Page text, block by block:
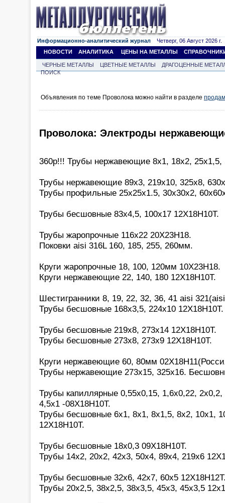
Информационно-аналитический журнал Четверг, 06 Август 2026 г.
НОВОСТИ
АНАЛИТИКА ЦЕНЫ НА МЕТАЛЛЫ
ЧЕРНЫЕ МЕТАЛЛЫ ЦВЕТНЫЕ МЕТАЛЛЫ
ДРАГОЦЕННЫЕ
ПОИСК
Объявления по теме Проволока можно найти в разделе
Проволока: Электроды
360р!!! Трубы нержавеющие 8х1, 18х2, 25х1,5,
Трубы нержавеющие 89х3, 219х10, 325х8,
Трубы профильные 25х25х1.5, 30х30х2,
Трубы бесшовные 83х4,5, 100х17 12Х18Н10Т.
Трубы жаропрочные 116х22 20Х23Н18.
Поковки aisi 316L 160, 185, 255, 260мм.
Круги жаропрочные 18, 100, 120мм 10Х23Н18.
Круги нержавеющие 22, 140, 180 12Х18Н10Т.
Шестигранники 8, 19, 22, 32, 36, 41 aisi
Трубы бесшовные 168х3,5, 224х10
Трубы бесшовные 219х8, 273х14 12Х18Н10Т.
Трубы бесшовные 273х8, 273х9 12Х18Н10Т.
Круги нержавеющие 60, 80мм
Трубы нержавеющие 273х15, 325х16.
Трубы капиллярные 0,55х0,15, 1,6х0,22,
4,5х1 -08Х18Н10Т.
Трубы бесшовные 6х1, 8х1, 8х1,5, 8х2, 10х1,
12Х18Н10Т.
Трубы бесшовные 18х0,3 09Х18Н10Т.
Трубы 14х2, 20х2, 42х3, 50х4, 89х4, 219х6
Трубы бесшовные 32х6, 42х7, 60х5
Трубы 20х2,5, 38х2,5, 38х3,5, 45х3, 45х3,5